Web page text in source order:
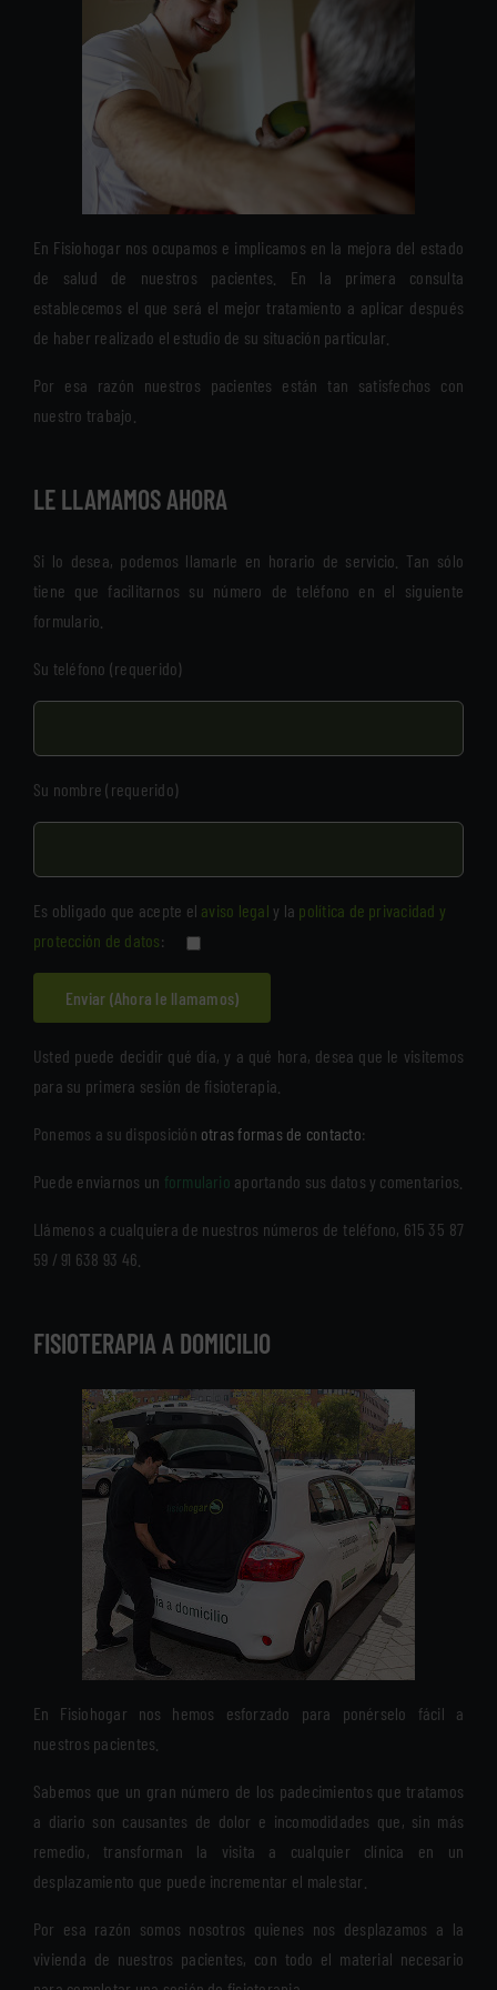
En Fisiohogar nos ocupamos e implicamos en la mejora del estado
de salud de nuestros pacientes. En la primera consulta
establecemos el que será el mejor tratamiento a aplicar después
de haber realizado el estudio de su situación particular.
Por esa razón nuestros pacientes están tan satisfechos con
nuestro trabajo.
LE LLAMAMOS AHORA
Si lo desea, podemos llamarle en horario de servicio. Tan sólo
tiene que facilitarnos su número de teléfono en el siguiente
formulario.
Su teléfono (requerido)
Su nombre (requerido)
Es obligado que acepte el aviso legal y la política de privacidad y
protección de datos:
Usted puede decidir qué día, y a qué hora, desea que le visitemos
para su primera sesión de fisioterapia.
Ponemos a su disposición otras formas de contacto:
Puede enviarnos un formulario aportando sus datos y comentarios.
Llámenos a cualquiera de nuestros números de teléfono, 615 35 87
59 / 91 638 93 46.
FISIOTERAPIA A DOMICILIO
En Fisiohogar nos hemos esforzado para ponérselo fácil a
nuestros pacientes.
Sabemos que un gran número de los padecimientos que tratamos
a diario son causantes de dolor e incomodidades que, sin más
remedio, transforman la visita a cualquier clínica en un
desplazamiento que puede incrementar el malestar.
Por esa razón somos nosotros quienes nos desplazamos a la
vivienda de nuestros pacientes, con todo el material necesario